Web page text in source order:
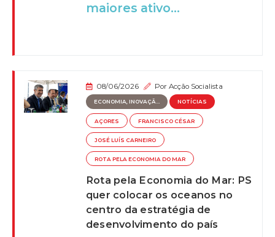
maiores ativo...
08/06/2026 PorAcção Socialista
ECONOMIA, INOVAÇÃ... NOTÍCIAS
AÇORES FRANCISCO CÉSAR
JOSÉ LUÍS CARNEIRO
ROTA PELA ECONOMIA DO MAR
Rota pela Economia do Mar: PS
quer colocar os oceanos no
centro da estratégia de
desenvolvimento do país